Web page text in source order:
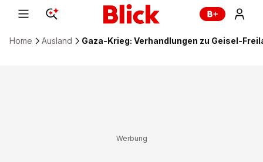
Home Ausland Gaza-Krieg: Verhandlungen zu Geisel-